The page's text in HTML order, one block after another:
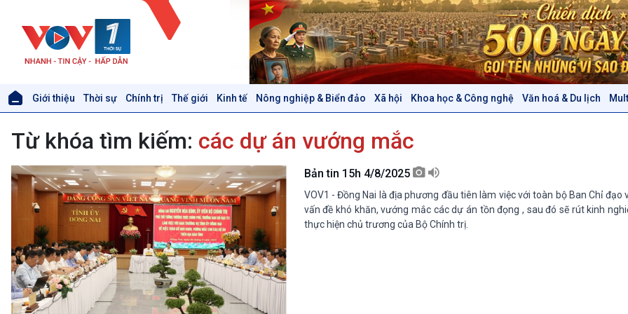
Giới thiệu Thời sự Chính trị Thế giới Kinh tế Nông nghiệp & Biển đảo Xã hội Khoa học & Công nghệ Văn hoá & Du lịch
Thời sự 6h
Thời sự 18h
Thời sự 21h30
Bản tin
Chuyên mục
Theo dòng Thời sự
Tin Chính trị
Chính phủ với người dân
Quốc hội với cử tri
Xây dựng đảng
Đảng trong cuộc sống
Nhận diện sự thật
Thế giới & Việt Nam
Biên cương - Một dải vững
Xã hội
Tin Đời sống & Xã hội
Khoa học & Công nghệ
Tin Khoa học & Công nghệ
Từ khóa tìm kiếm: các dự án vướng mắc
Bản tin 15h 4/8/2025
VOV1 - Đồng Nai là địa phương đầu tiên làm việc với toàn bộ Ban Chỉ đạo
vấn đề khó khăn, vướng mắc các dự án tồn đọng , sau đó sẽ rút kinh
thực hiện chủ trương của Bộ Chính trị.